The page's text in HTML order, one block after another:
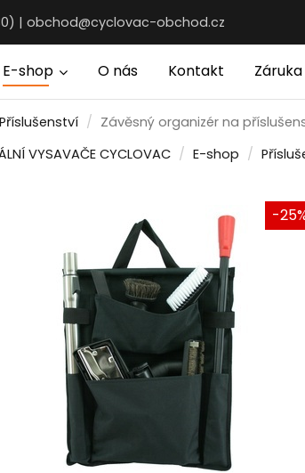
| obchod@cyclovac-obchod.cz
E-shop O nás Kontakt Záruka
Příslušenství
Závěsný organizér na
VYSAVAČE CYCLOVAC
E-shop
-